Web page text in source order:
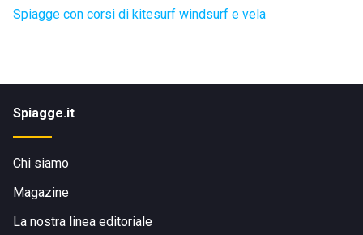
Spiagge con corsi di kitesurf windsurf e vela
Spiagge.it
Chi siamo
Magazine
La nostra linea editoriale